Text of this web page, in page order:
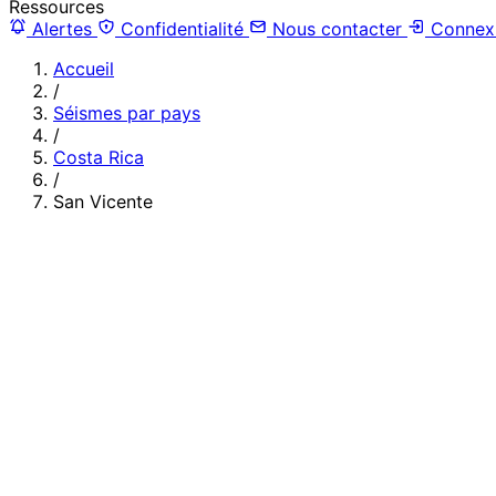
Ressources
Alertes
Confidentialité Nous contacter
Accueil
/
Séismes par pays
/
Costa Rica
/
San Vicente